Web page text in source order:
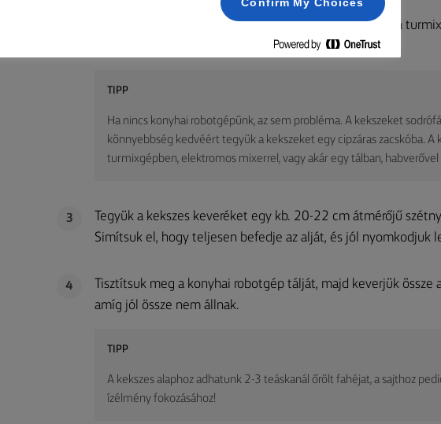
Közben a kekszet konyhai robotgépben finom morzsává
TIPP
Ha nincs konyhai robotgépünk, az sem probléma. A kekszeket
könnyebbség kedvéért tegyük a kekszeket egy cipzáras zacskóba.
turmixgépben, elektromos mixerrel, vagy akár egy tálban, habverővel
3
Tegyük a kekszes keveréket egy kb. 20-22 cm átmérőjű
Simítsuk el, hogy teljesen befedje az alját, és jól nyomkodjuk
4
Tisztítsuk meg a konyhai robotgép tálját, majd keverjük
amíg jól össze nem állnak.
TIPP
A kekszes alaphoz adhatunk 2-3 teáskanál őrölt fahéjat, a sajthoz
ízélmény fokozásához!
Confirm My Choices